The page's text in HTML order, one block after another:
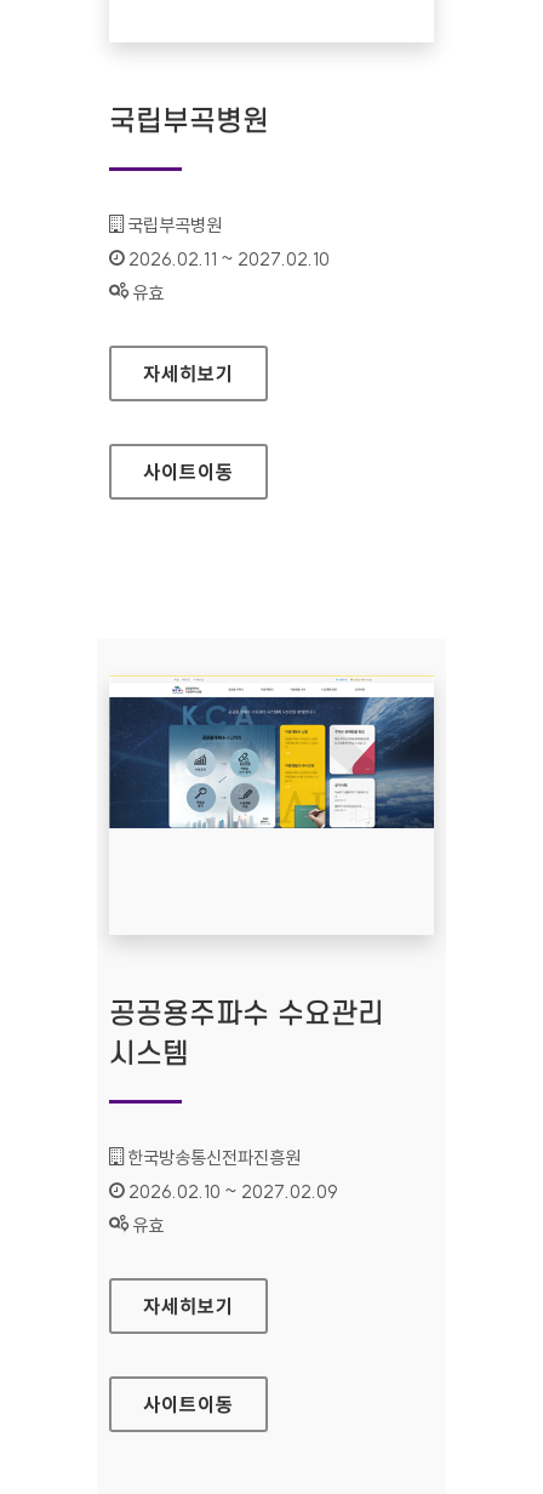
국립부곡병원
기관명 :
국립부곡병원
인증기간 :
2026.02.11 ~ 2027.02.10
상태 :
유효
국립부곡병원
자세히보기
사이트이동
공공용주파수 수요관리
시스템
기관명 :
한국방송통신전파진흥원
인증기간 :
2026.02.10 ~ 2027.02.09
상태 :
유효
공공용주파수 수요관리 시스템
자세히보기
사이트이동